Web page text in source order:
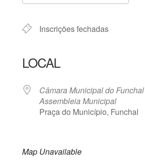
Inscrições fechadas
LOCAL
Câmara Municipal do
Assembleia Municipal
Praça do Município, Funchal
Map Unavailable